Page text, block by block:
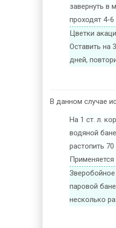
завернуть в
проходят 4-6
Цветки
Оставить на
дней,
В данном случае
На 1 ст. л.
водяной
растопить
паровой
несколько